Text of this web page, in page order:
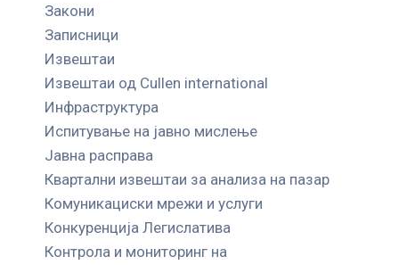
Закони
Записници
Извештаи
Извештаи од Cullen international
Инфраструктура
Испитување на јавно мислење
Јавна расправа
Квартални извештаи за анализа на пазар
Комуникациски мрежи и услуги
Конкуренција Легислатива
Контрола и мониторинг на